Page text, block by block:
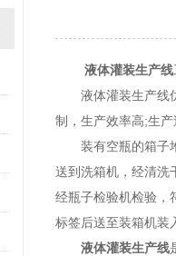
液体灌装生产线
液体灌装生产线优
制，生产效率高;生
装有空瓶的箱子堆
送到洗箱机，经清洗
经瓶子检验机检验，
标签后送至装箱机装
液体灌装生产线